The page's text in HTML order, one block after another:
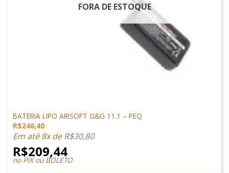
FORA DE ESTOQUE
BATERIA LIPO AIRSOFT G&G 11.1 – PEQ
R$246,40
Em até 8x deR$30,80
R$209,44
no PIX ou BOLETO